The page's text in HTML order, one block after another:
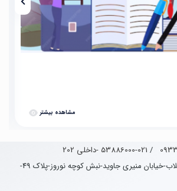
مشاهده بیشتر
/ 021-53886000 -داخلی 202
تهران-میدان انقلاب-خیابان منیری جاوید-نبش کوچه نوروز-پلاک 49-